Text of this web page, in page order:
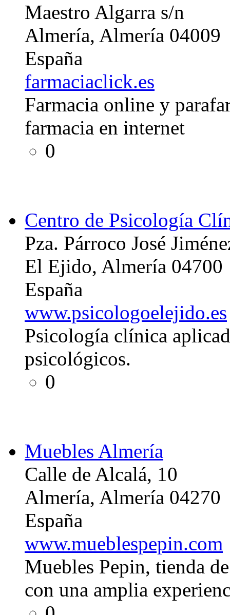
Maestro Algarra s/n
Almería, Almería 04009
España
farmaciaclick.es
Farmacia online y
farmacia en internet
0
Centro de Psicología
Pza. Párroco José
El Ejido, Almería 04700
España
www.psicologoelejido.es
Psicología clínica
psicológicos.
0
Muebles Almería
Calle de Alcalá, 10
Almería, Almería 04270
España
www.mueblespepin.com
Muebles Pepin, tienda
con una amplia